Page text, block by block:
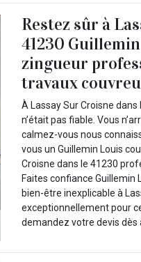
Restez sûr à
41230
zingueur
travaux
À Lassay Sur Croisne
n’était pas fiable. Vous
calmez-vous nous
vous un Guillemin Louis
Croisne dans le 41230
Faites confiance Guillemin
bien-être inexplicable à
exceptionnellement pour
demandez votre devis dès